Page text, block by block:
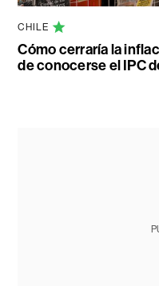
CHILE
Cómo cerraría la
de conocerse el IPC